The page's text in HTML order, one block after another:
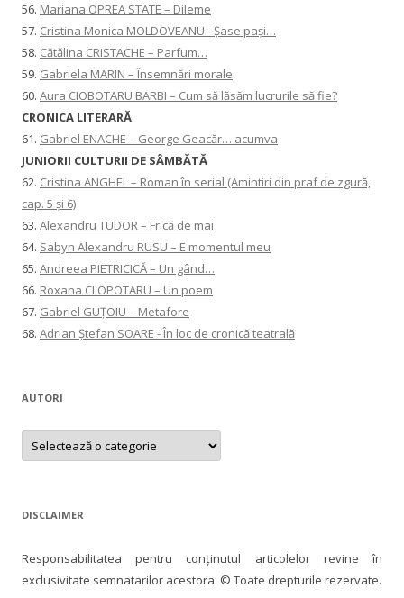
56. Mariana OPREA STATE – Dileme
57. Cristina Monica MOLDOVEANU - Șase pași…
58. Cătălina CRISTACHE – Parfum…
59. Gabriela MARIN – Însemnări morale
60. Aura CIOBOTARU BARBI – Cum să lăsăm lucrurile să fie?
CRONICA LITERARĂ
61. Gabriel ENACHE – George Geacăr… acumva
JUNIORII CULTURII DE SÂMBĂTĂ
62. Cristina ANGHEL – Roman în serial (Amintiri din praf de zgură,
cap. 5 și 6)
63. Alexandru TUDOR – Frică de mai
64. Sabyn Alexandru RUSU – E momentul meu
65. Andreea PIETRICICĂ – Un gând…
66. Roxana CLOPOTARU – Un poem
67. Gabriel GUȚOIU – Metafore
68. Adrian Ștefan SOARE - În loc de cronică teatrală
AUTORI
AUTORI
DISCLAIMER
Responsabilitatea pentru conţinutul articolelor revine în
exclusivitate semnatarilor acestora. © Toate drepturile rezervate.